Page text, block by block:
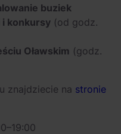
buziek
konkursy (od godz.
Oławskim (godz.
znajdziecie na stronie